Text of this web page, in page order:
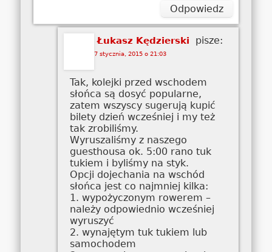
Odpowiedz
Łukasz Kędzierski pisze:
7 stycznia, 2015 o 21:03
Tak, kolejki przed wschodem
słońca są dosyć popularne,
zatem wszyscy sugerują kupić
bilety dzień wcześniej i my też
tak zrobiliśmy.
Wyruszaliśmy z naszego
guesthousa ok. 5:00 rano tuk
tukiem i byliśmy na styk.
Opcji dojechania na wschód
słońca jest co najmniej kilka:
1. wypożyczonym rowerem –
należy odpowiednio wcześniej
wyruszyć
2. wynajętym tuk tukiem lub
samochodem